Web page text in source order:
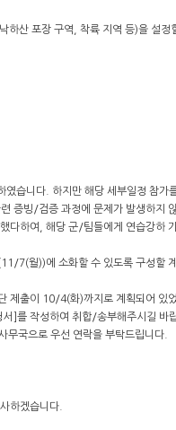
산 포장 구역, 착륙 지역 등)을 설
습니다. 하지만 해당 세부일정 참가
증빙/검증 과정에 문제가 발생하지
하여, 해당 군/팀들에게 연습강하
7(월))에 소화할 수 있도록 구성할
제출이 10/4(화)까지로 계획되어 있
]를 작성하여 취합/송부해주시길 바
무국으로 우선 연락을 부탁드립니다.
하겠습니다.